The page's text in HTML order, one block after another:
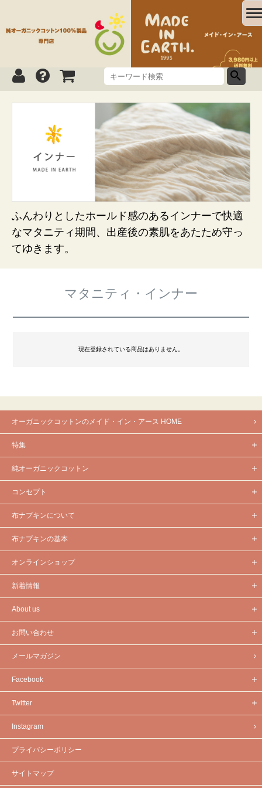
ふんわりとしたホールド感のあるインナーで快適
なマタニティ期間、出産後の素肌をあたため守っ
てゆきます。
マタニティ・インナー
現在登録されている商品はありません。
オーガニックコットンのメイド・イン・アース HOME
特集
純オーガニックコットン
コンセプト
布ナプキンについて
布ナプキンの基本
オンラインショップ
新着情報
About us
お問い合わせ
メールマガジン
Facebook
Twitter
Instagram
プライバシーポリシー
サイトマップ